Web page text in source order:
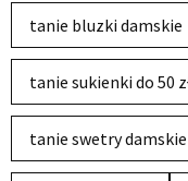
tanie bluzki damskie
tanie sukienki do 50
tanie swetry damskie